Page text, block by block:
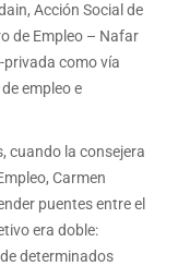
Acción Social de
de Empleo – Nafar
como vía
empleo e
cuando la consejera
Carmen
puentes entre el
era doble:
determinados